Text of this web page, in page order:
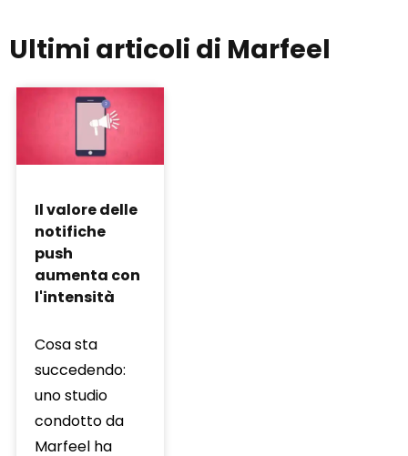
Ultimi articoli di Marfeel
Il valore delle
notifiche
push
aumenta con
l'intensità
Cosa sta
succedendo:
uno studio
condotto da
Marfeel ha